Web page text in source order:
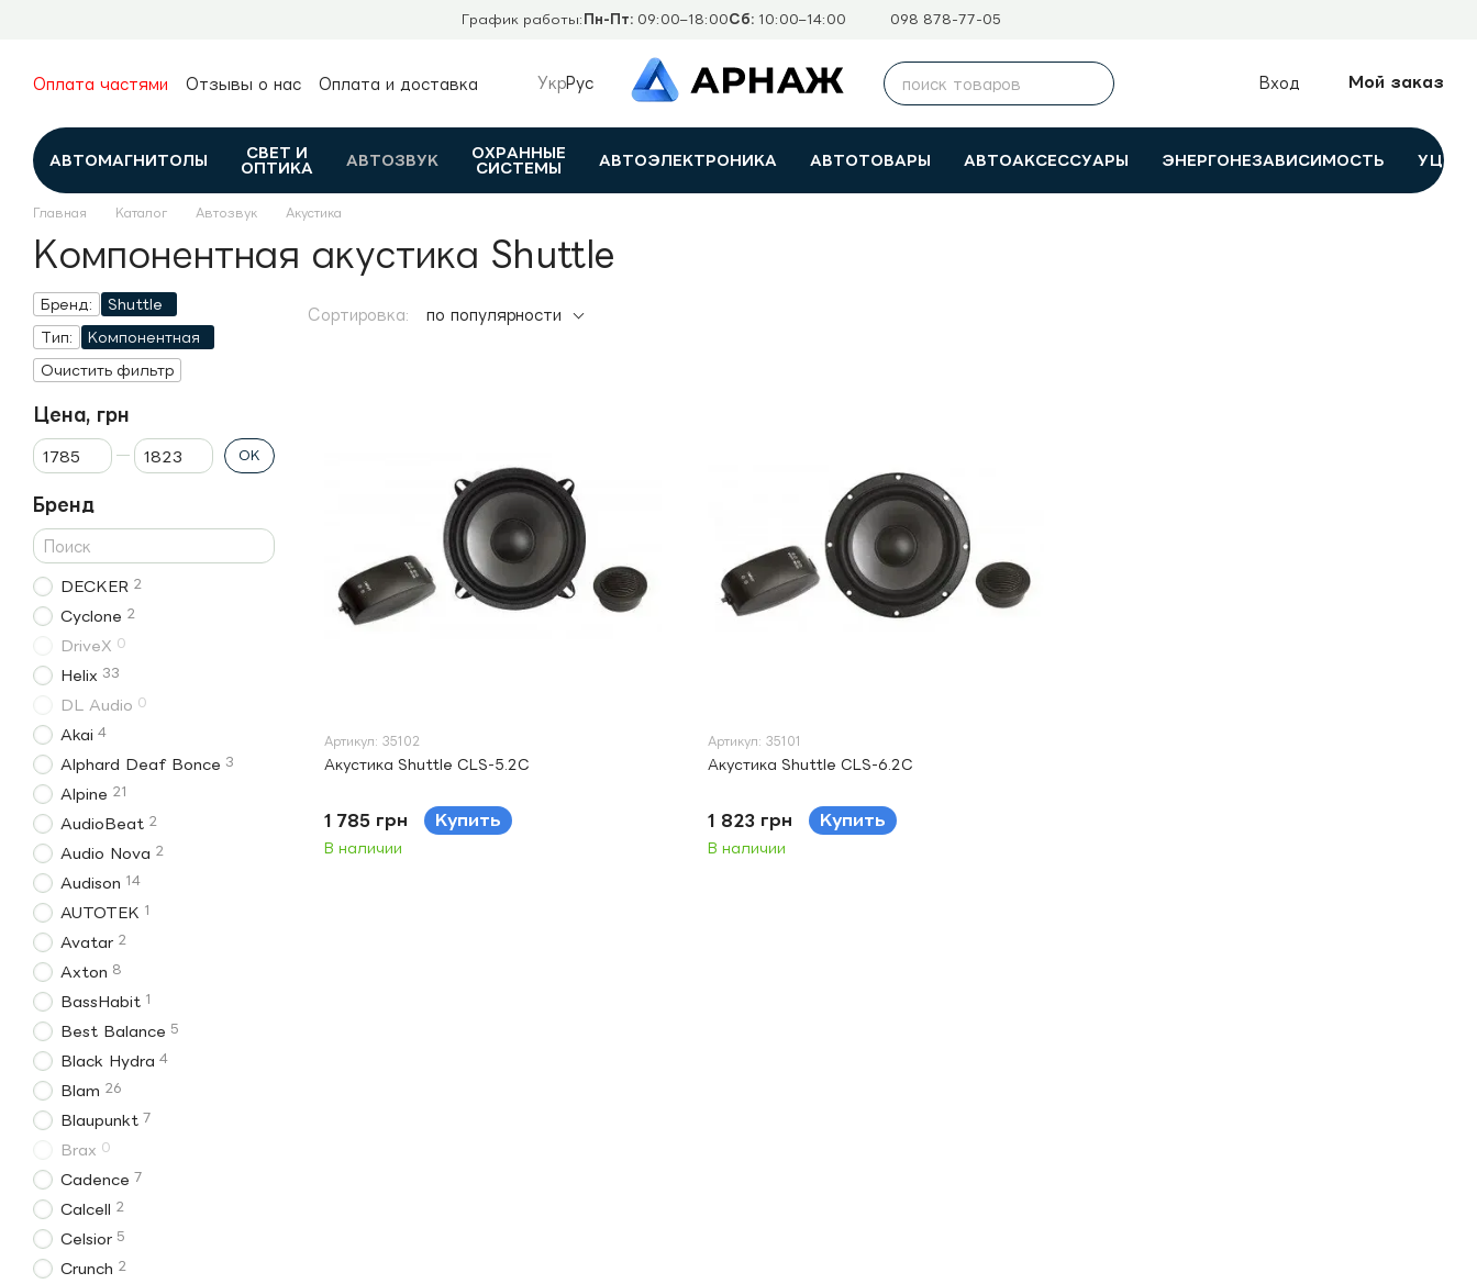
График работы: Пн-Пт:09:00–18:00Сб:10:00–14:00 098 878-77-05
Оплата частями Отзывы о нас
Оплата и доставка
Контакты
Каталог
УкрРус Вход Мой заказ
АВТОМАГНИТОЛЫ
СВЕТ И
ОПТИКА
АВТОЗВУК
ОХРАННЫЕ
СИСТЕМЫ
АВТОЭЛЕКТРОНИКА АВТОТОВАРЫ АВТОАКСЕССУАРЫ ЭНЕРГОНЕЗАВИСИМОСТЬ
Главная Каталог Автозвук Акустика
Компонентная акустика Shuttle
Сортировка: по популярности
Артикул: 35102
Акустика Shuttle CLS-5.2C
1 785 грн Купить
В наличии
Артикул: 35101
Акустика Shuttle CLS-6.2C
1 823 грн Купить
В наличии
Бренд: Shuttle
Тип: Компонентная
Очистить фильтр
Цена, грн
От Цена, грн
До Цена, грн
OK
Бренд
DECKER 2
Cyclone 2
DriveX 0
Helix 33
DL Audio 0
Akai 4
Alphard Deaf Bonce 3
Alpine 21
AudioBeat 2
Audio Nova 2
Audison 14
AUTOTEK 1
Avatar 2
Axton 8
BassHabit 1
Best Balance 5
Black Hydra 4
Blam 26
Blaupunkt 7
Brax 0
Cadence 7
Calcell 2
Celsior 5
Crunch 2